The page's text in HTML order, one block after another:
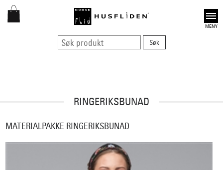
Open
RINGERIKSBUNAD
MATERIALPAKKE RINGERIKSBUNAD